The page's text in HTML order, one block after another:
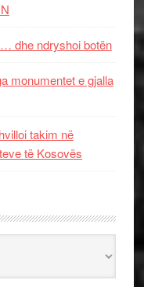
dhe ndryshoi botën
monumentet e gjalla
takim në
të Kosovës